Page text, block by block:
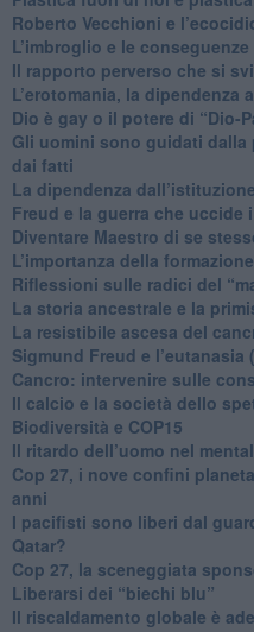
​Roberto Vecchioni e
​L’imbroglio e le
​Il rapporto perverso che si
L’erotomania, la dipendenza
​Dio è gay o il potere di “Dio-
​Gli uomini sono guidati dalla
dai fatti
La dipendenza
​Freud e la guerra che uccide
​Diventare Maestro di se
L’importanza della
Riflessioni sulle radici del
​La storia ancestrale e la
​La resistibile ascesa del
Sigmund Freud e l’eutanasia
Cancro: intervenire sulle
​Il calcio e la società dello
Biodiversità e COP15
​Il ritardo dell’uomo nel
​Cop 27, i nove confini
anni
​I pacifisti sono liberi dal
Qatar?
​Cop 27, la sceneggiata
​Liberarsi dei “biechi blu”
Il riscaldamento globale è